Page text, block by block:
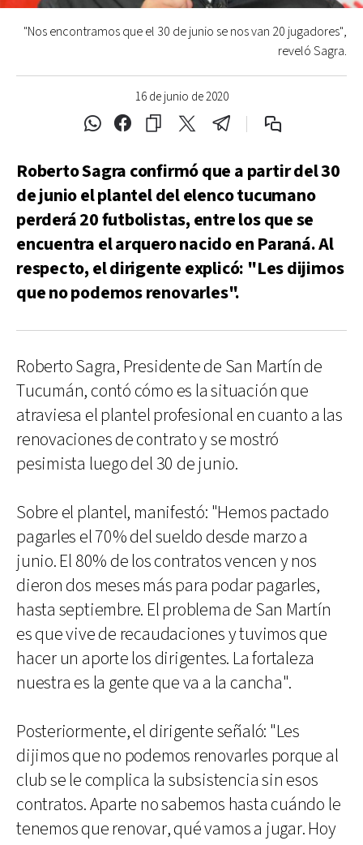
16 de junio de 2020
"Nos encontramos que el 30 de junio se nos van 20 jugadores",
reveló Sagra.
Roberto Sagra confirmó que a partir del 30
de junio el plantel del elenco tucumano
perderá 20 futbolistas, entre los que se
encuentra el arquero nacido en Paraná. Al
respecto, el dirigente explicó: "Les dijimos
que no podemos renovarles".
Roberto Sagra, Presidente de San Martín de
Tucumán, contó cómo es la situación que
atraviesa el plantel profesional en cuanto a las
renovaciones de contrato y se mostró
pesimista luego del 30 de junio.
Sobre el plantel, manifestó: "Hemos pactado
pagarles el 70% del sueldo desde marzo a
junio. El 80% de los contratos vencen y nos
dieron dos meses más para podar pagarles,
hasta septiembre. El problema de San Martín
es que vive de recaudaciones y tuvimos que
hacer un aporte los dirigentes. La fortaleza
nuestra es la gente que va a la cancha".
Posteriormente, el dirigente señaló: "Les
dijimos que no podemos renovarles porque al
club se le complica la subsistencia sin esos
contratos. Aparte no sabemos hasta cuándo le
tenemos que renovar, qué vamos a jugar. Hoy